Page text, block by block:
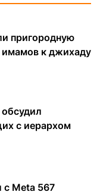
пригородную
имамов к джихаду
с иерархом
Meta 567